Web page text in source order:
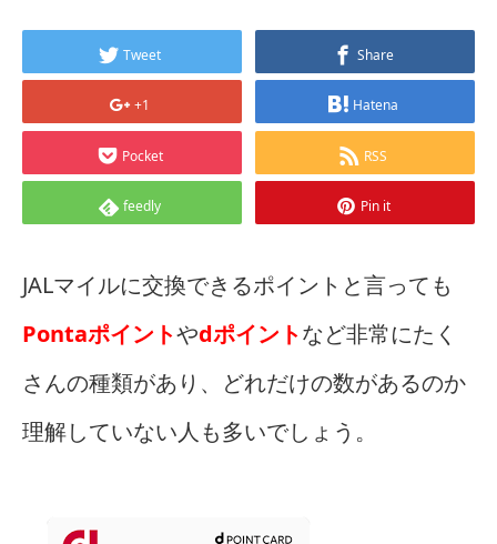
Tweet Share
+1 Hatena
Pocket RSS
feedly Pin it
JALマイルに交換できるポイントと言っても
Pontaポイントやdポイントなど非常にたく
さんの種類があり、どれだけの数があるのか
理解していない人も多いでしょう。